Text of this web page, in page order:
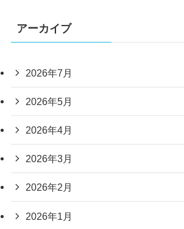
アーカイブ
2026年7月
2026年5月
2026年4月
2026年3月
2026年2月
2026年1月